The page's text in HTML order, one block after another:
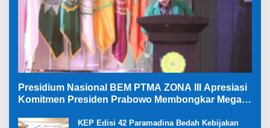
Presidium Nasional BEM PTMA ZONA III Apresiasi
Komitmen Presiden Prabowo Membongkar Mega
KEP Edisi 42 Paramadina Bedah Kebijakan